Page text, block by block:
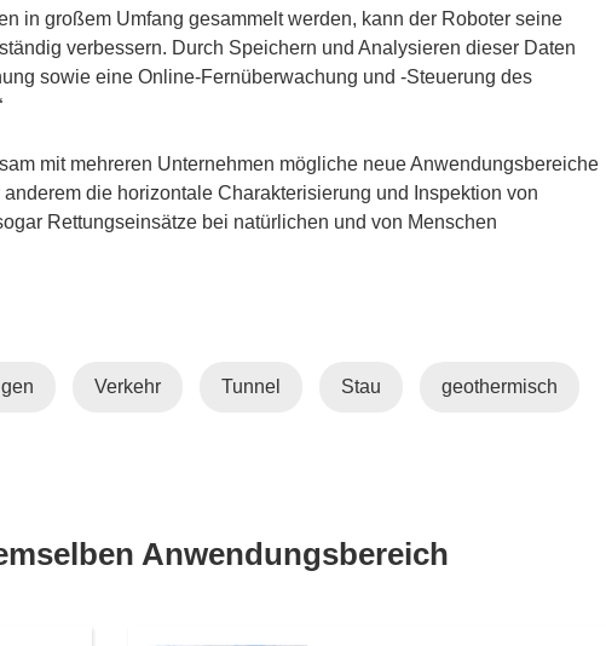
in großem Umfang gesammelt werden, kann der Roboter seine
verbessern. Durch Speichern und Analysieren dieser Daten
sowie eine Online-Fernüberwachung und -Steuerung des
mit mehreren Unternehmen mögliche neue Anwendungsbereiche
die horizontale Charakterisierung und Inspektion von
Rettungseinsätze bei natürlichen und von Menschen
Verkehr Tunnel Stau geothermisch
Anwendungsbereich